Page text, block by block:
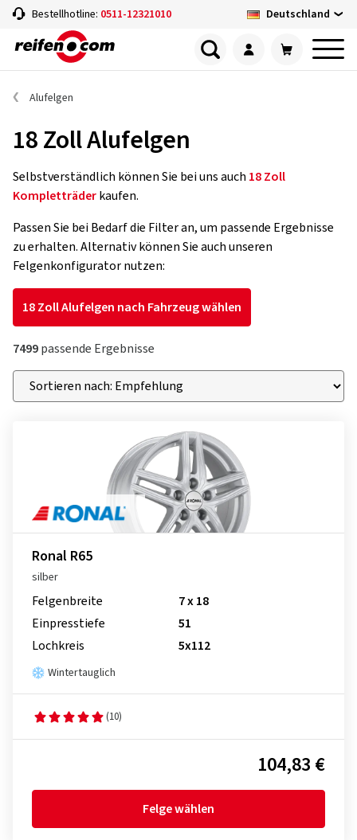
Bestellhotline: 0511-12321010 Deutschland
Alufelgen
18 Zoll Alufelgen
Selbstverständlich können Sie bei uns auch 18 Zoll
Kompletträderkaufen.
Passen Sie bei Bedarf die Filter an, um passende Ergebnisse
zu erhalten. Alternativ können Sie auch unseren
Felgenkonfigurator nutzen:
18 Zoll Alufelgen nach Fahrzeug wählen
7499passende Ergebnisse
Ronal R65
silber
Felgenbreite
7 x 18
Einpresstiefe
51
Lochkreis
5x112
Wintertauglich
(10)
104,83 €
Felge wählen